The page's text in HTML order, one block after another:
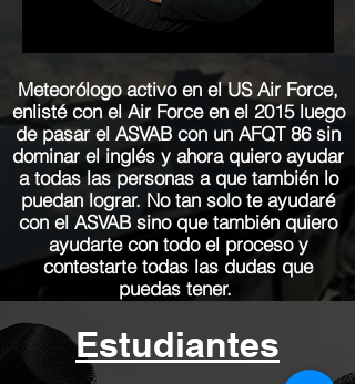
Meteorólogo activo en el US Air Force,
enlisté con el Air Force en el 2015 luego
de pasar el ASVAB con un AFQT 86 sin
dominar el inglés y ahora quiero ayudar
a todas las personas a que también lo
puedan lograr. No tan solo te ayudaré
con el ASVAB sino que también quiero
ayudarte con todo el proceso y
contestarte todas las dudas que
puedas tener.
Estudiantes